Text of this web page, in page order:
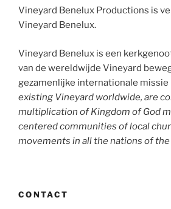
Vineyard Benelux Productions is
Vineyard Benelux.
Vineyard Benelux is een
van de wereldwijde Vineyard
gezamenlijke internationale missie
existing Vineyard worldwide, are
multiplication of Kingdom of God
centered communities of local
movements in all the nations of the
CONTACT